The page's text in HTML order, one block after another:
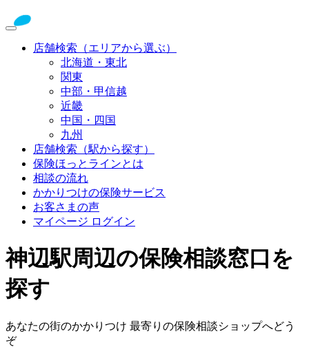
店舗検索（エリアから選ぶ）
北海道・東北
関東
中部・甲信越
近畿
中国・四国
九州
店舗検索（駅から探す）
保険ほっとラインとは
相談の流れ
かかりつけの保険サービス
お客さまの声
マイページ ログイン
神辺駅周辺の保険相談窓口を
探す
あなたの街のかかりつけ 最寄りの保険相談ショップへどう
ぞ